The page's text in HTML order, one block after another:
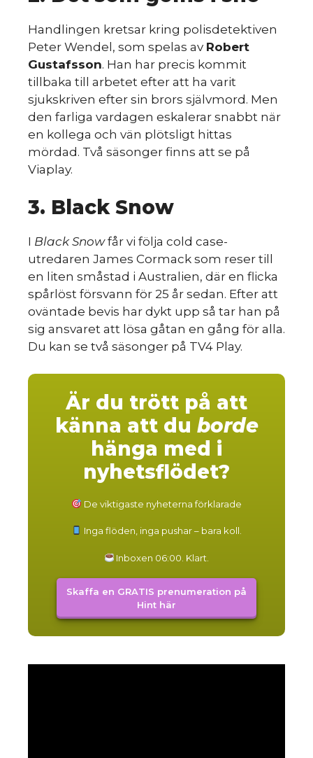
Handlingen kretsar kring polisdetektiven
Peter Wendel, som spelas av Robert
Gustafsson. Han har precis kommit
tillbaka till arbetet efter att ha varit
sjukskriven efter sin brors självmord. Men
den farliga vardagen eskalerar snabbt när
en kollega och vän plötsligt hittas
mördad. Två säsonger finns att se på
Viaplay.
3. Black Snow
I Black Snowfår vi följa cold case-
utredaren James Cormack som reser till
en liten småstad i Australien, där en flicka
spårlöst försvann för 25 år sedan. Efter att
oväntade bevis har dykt upp så tar han på
sig ansvaret att lösa gåtan en gång för alla.
Du kan se två säsonger på TV4 Play.
Är du trött på att
känna att du borde
hänga med i
nyhetsflödet?
De viktigaste nyheterna förklarade
Inga flöden, inga pushar – bara koll.
Inboxen 06:00. Klart.
Skaffa en GRATIS prenumeration på
Hint här